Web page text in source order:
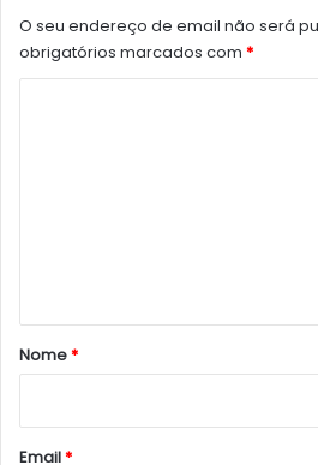
O seu endereço de email não será
obrigatórios marcados com *
r
*
Nome*
Email*